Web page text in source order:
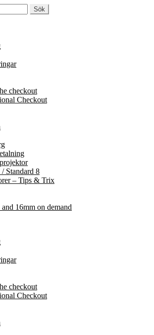
Sök
checkout
Checkout
/ Standard 8
– Tips & Trix
and 16mm on demand
checkout
Checkout